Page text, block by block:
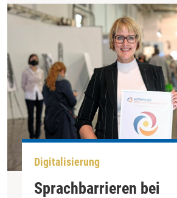
Digitalisierung
Sprachbarrieren bei